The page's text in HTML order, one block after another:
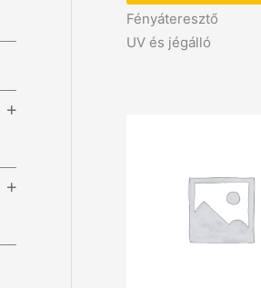
Fényáteresztő
UV és jégálló